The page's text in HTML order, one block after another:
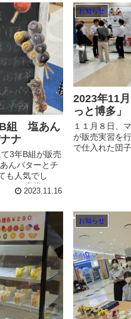
お商品の販売
日も販売して
組 塩あん
ナ
3年B組が販売
んバターとチ
も人気でし
たお客様あり
回もお楽しみ
2023.11.16
お知らせ
2023年11
っと博多」
１１月８日、
が販売実習を
で仕入れた団
お知らせ